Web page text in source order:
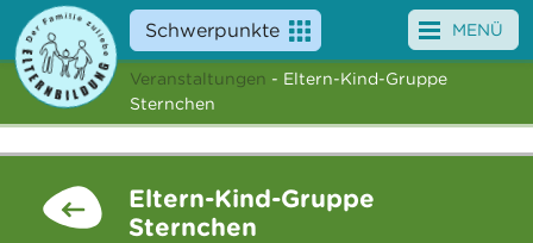
Schwerpunkte
Angebote
News
MENÜ
Veranstaltungen - Eltern-Kind-Gruppe
Sternchen
Eltern-Kind-Gruppe
Sternchen